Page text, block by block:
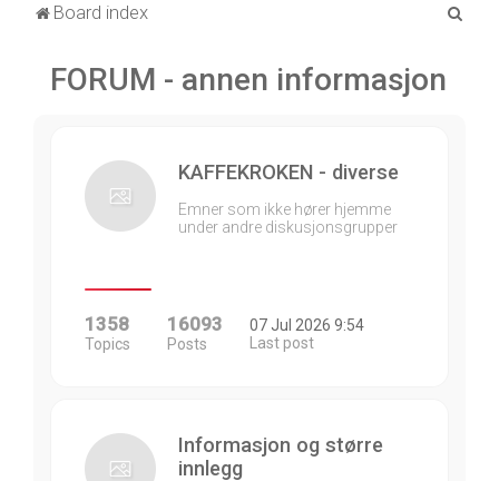
Board index
FORUM - annen informasjon
KAFFEKROKEN - diverse
Emner som ikke hører hjemme
under andre diskusjonsgrupper
1358
Topics
16093
Posts
07 Jul 2026 9:54
Last post
Informasjon og større
innlegg